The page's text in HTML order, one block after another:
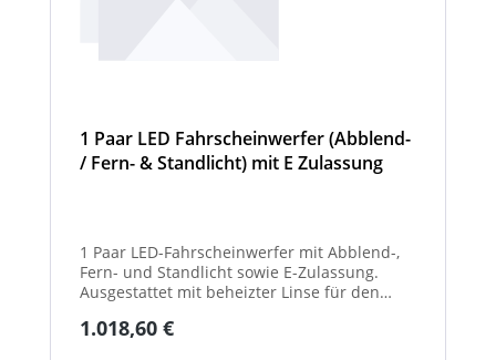
1 Paar LED Fahrscheinwerfer (Abblend-
/ Fern- & Standlicht) mit E Zulassung
1 Paar LED-Fahrscheinwerfer mit Abblend-,
Fern- und Standlicht sowie E-Zulassung.
Ausgestattet mit beheizter Linse für den
Witterungsbedingungen. Ideal zur sicheren
Regulärer Preis:
1.018,60 €